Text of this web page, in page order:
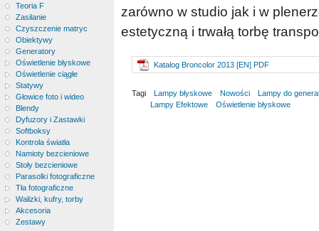
Teoria F
Zasilanie
Czyszczenie matryc
Obiektywy
Generatory
Oświetlenie błyskowe
Oświetlenie ciągłe
Statywy
Głowice foto i wideo
Blendy
Dyfuzory i Zastawki
Softboksy
Kontrola światła
Namioty bezcieniowe
Stoły bezcieniowe
Parasolki fotograficzne
Tła fotograficzne
Walizki, kufry, torby
Akcesoria
Zestawy
zarówno w studio jak i w
estetyczną i trwałą torbę
Katalog Broncolor 2013 [EN] PDF
Tagi Lampy błyskowe Nowości
Lampy do
Lampy Efektowe
Oświetlenie błyskowe